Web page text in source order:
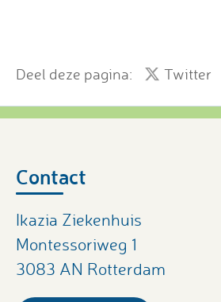
Deel deze pagina: Twitter
Contact
Ikazia Ziekenhuis
Montessoriweg 1
3083 AN Rotterdam